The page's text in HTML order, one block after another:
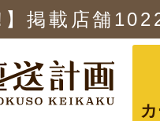
】掲載店舗